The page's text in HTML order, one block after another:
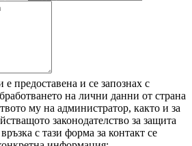
предоставена и се запознах с
на лични данни от страна
му на администратор, както и за
законодателство за защита
с тази форма за контакт се